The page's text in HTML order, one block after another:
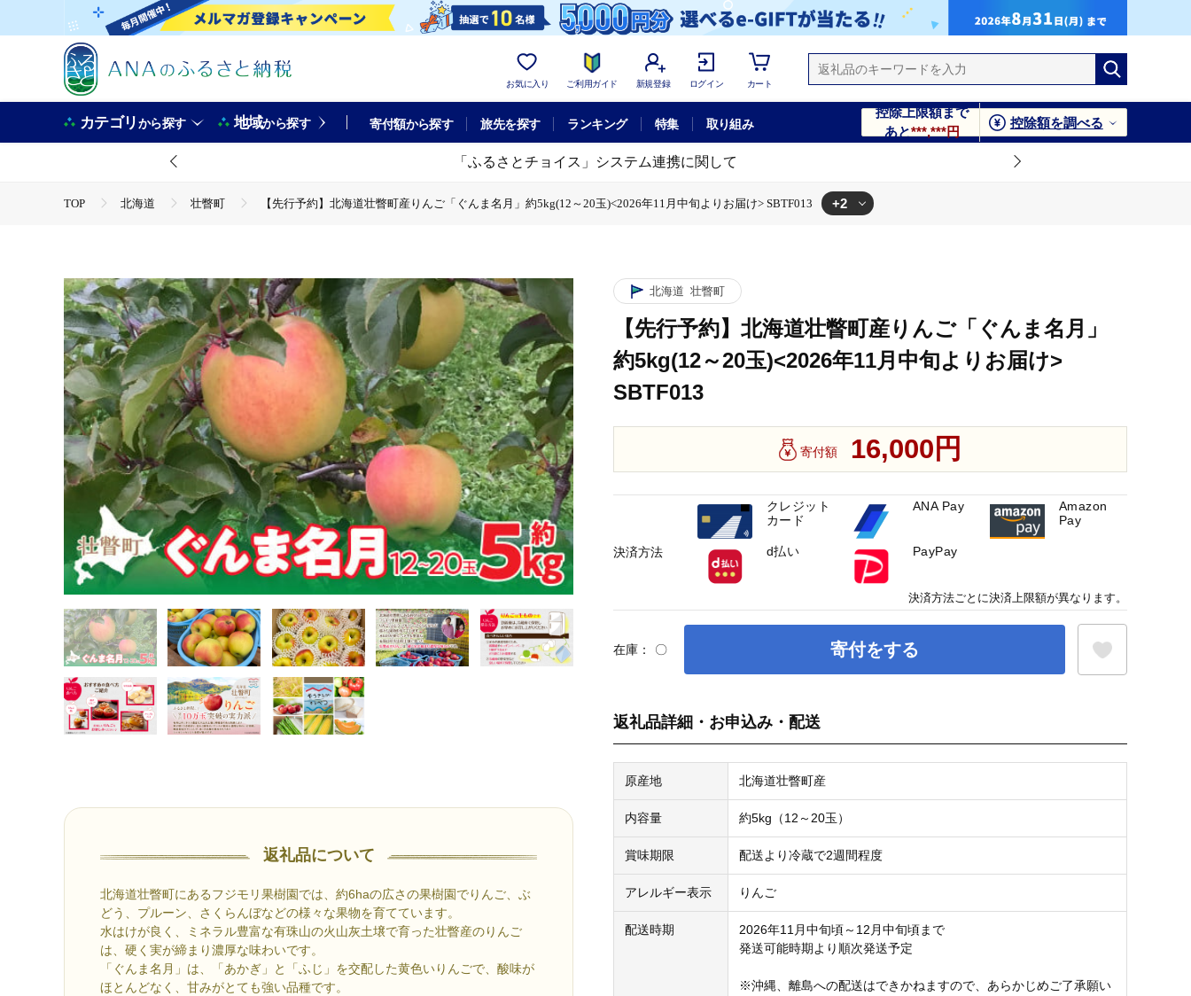
お気に入り ご利用ガイド 新規登録 ログイン カート
カテゴリから探す 地域から探す 寄付額から探す 旅先を探す ランキング 特集 取り組み
控除上限額まで
あと***,***円
控除額を調べる
「ふるさとチョイス」システム連携に関して
TOP 北海道 壮瞥町 【先行予約】北海道壮瞥町産りんご「ぐんま名月」約5kg(12～20玉)<2026年11月中旬よりお届け> SBTF013 +2
返礼品について
北海道壮瞥町にあるフジモリ果樹園では、約6haの広さの果樹園でりんご、ぶ
どう、プルーン、さくらんぼなどの様々な果物を育てています。
水はけが良く、ミネラル豊富な有珠山の火山灰土壌で育った壮瞥産のりんご
は、硬く実が締まり濃厚な味わいです。
「ぐんま名月」は、「あかぎ」と「ふじ」を交配した黄色いりんごで、酸味が
ほとんどなく、甘みがとても強い品種です。
北海道 壮瞥町
【先行予約】北海道壮瞥町産りんご「ぐんま名月」
約5kg(12～20玉)<2026年11月中旬よりお届け>
SBTF013
寄付額 16,000円
在庫： 〇 寄付をする
返礼品詳細・お申込み・配送
原産地 北海道壮瞥町産
内容量 約5kg（12～20玉）
賞味期限 配送より冷蔵で2週間程度
アレルギー表示 りんご
配送時期
2026年11月中旬頃～12月中旬頃まで
発送可能時期より順次発送予定
※沖縄、離島への配送はできかねますので、あらかじめご了承願い
決済方法
クレジット
カード
ANA Pay
Amazon
Pay
d払い PayPay
決済方法ごとに決済上限額が異なります。